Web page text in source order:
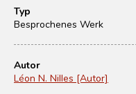
Typ
Besprochenes Werk
Autor
Léon N. Nilles [Autor]